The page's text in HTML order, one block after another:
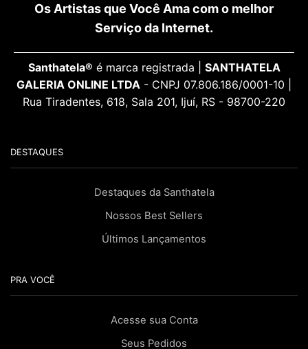
Os Artistas que Você Ama com o melhor
Serviço da Internet.
Santhatela® é marca registrada | SANTHATELA
GALERIA ONLINE LTDA - CNPJ 07.806.186/0001-10 |
Rua Tiradentes, 618, Sala 201, Ijuí, RS - 98700-220
DESTAQUES
Destaques da Santhatela
Nossos Best Sellers
Últimos Lançamentos
PRA VOCÊ
Acesse sua Conta
Seus Pedidos